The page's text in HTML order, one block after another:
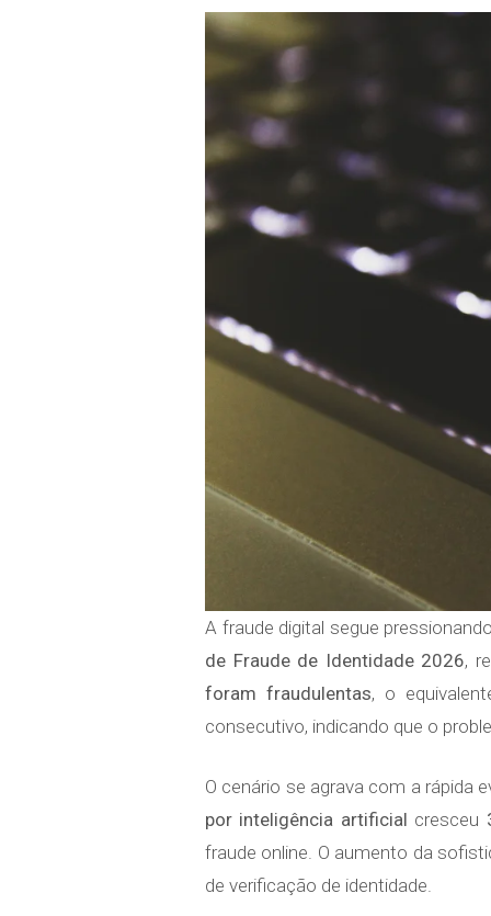
A fraude digital segue
de Fraude de Identidade 2026,
foram fraudulentas, o
consecutivo, indicando que o
O cenário se agrava com a rápida
por inteligência artificial cresceu
fraude online. O aumento da
de verificação de identidade.